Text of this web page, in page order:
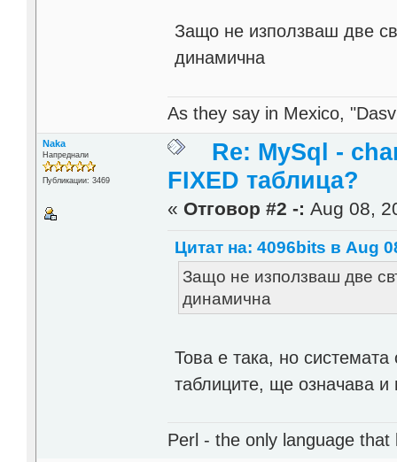
Защо не използваш две
динамична
As they say in Mexico,
Naka
Напреднали
Публикации: 3469
Re: MySql -
FIXED таблица?
« Отговор #2 -: Aug 08,
Цитат на: 4096bits в Aug
Защо не използваш две
динамична
Това е така, но
таблиците, ще означава
Perl - the only language